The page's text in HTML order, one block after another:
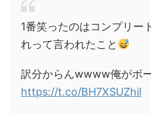
1番笑ったのはコンプリー
れって言われたこと
訳分からんwwww俺がボ
https://t.co/BH7XSUZhil